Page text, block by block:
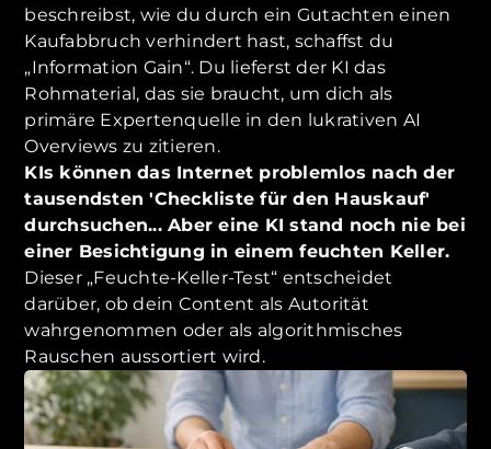
beschreibst, wie du durch ein Gutachten einen
Kaufabbruch verhindert hast, schaffst du
„Information Gain“. Du lieferst der KI das
Rohmaterial, das sie braucht, um dich als
primäre Expertenquelle in den lukrativen AI
Overviews zu zitieren.
KIs können das Internet problemlos nach der
tausendsten 'Checkliste für den Hauskauf'
durchsuchen... Aber eine KI stand noch nie bei
einer Besichtigung in einem feuchten Keller.
Dieser „Feuchte-Keller-Test“ entscheidet
darüber, ob dein Content als Autorität
wahrgenommen oder als algorithmisches
Rauschen aussortiert wird.